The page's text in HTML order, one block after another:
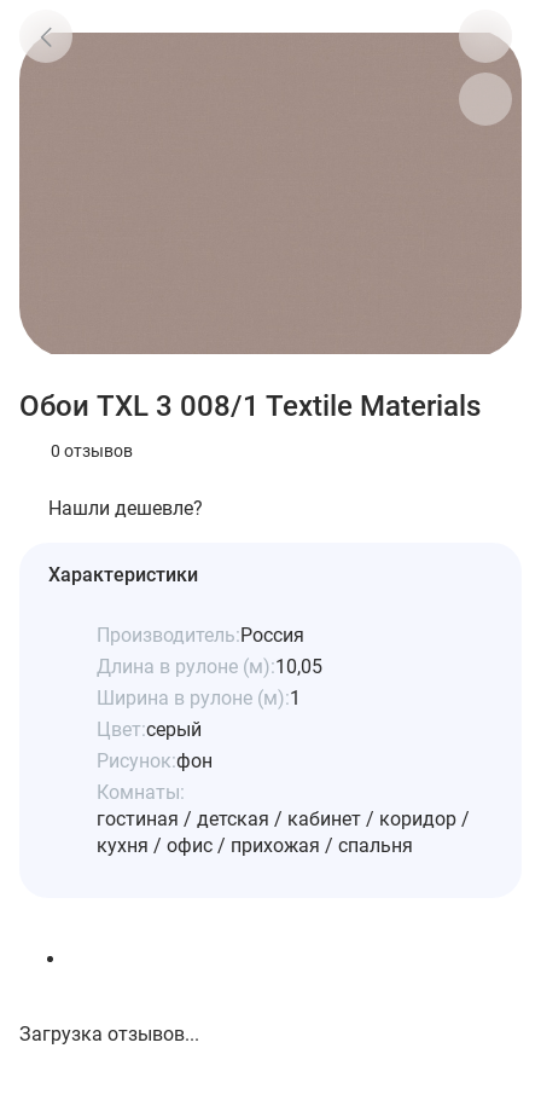
Обои TXL 3 008/1 Textile Materials
0 отзывов
Нашли дешевле?
Характеристики
Производитель:Россия
Длина в рулоне (м):10,05
Ширина в рулоне (м):1
Цвет:серый
Рисунок:фон
Комнаты:
гостиная / детская / кабинет / коридор /
кухня / офис / прихожая / спальня
Загрузка отзывов...